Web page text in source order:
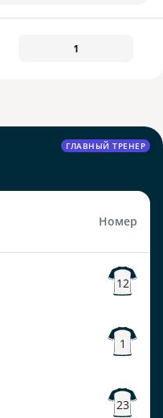
1
ГЛАВНЫЙ ТРЕНЕР
Номер
12
1
23